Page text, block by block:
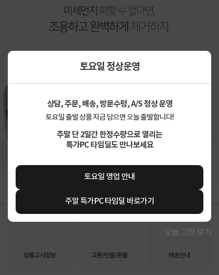
토요일 정상운영
상담, 주문, 배송, 방문수령, A/S 정상 운영
토요일 출발 상품 지금 담으면 오늘 출발합니다!
주말 단 2일간 한정수량으로 열리는
특가PC 타임딜도 만나보세요
토요일 영업 안내
주말 특가PC 타임딜 바로가기
오늘 그만 보기
상세정보 펼쳐보기
상품고시정보 교환/반품/환불 배송안내